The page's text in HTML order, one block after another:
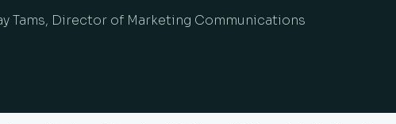
Tams, Director of Marketing Communications